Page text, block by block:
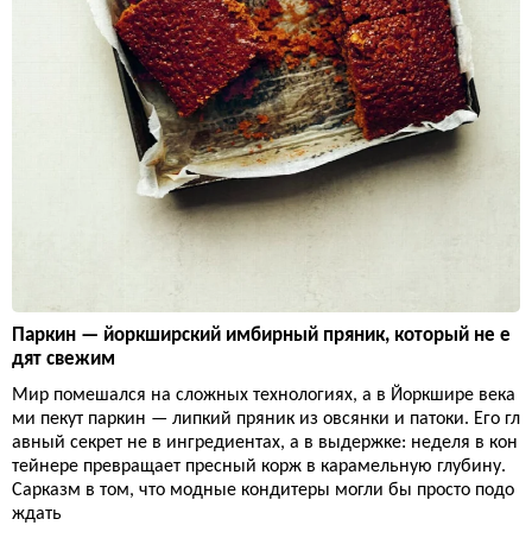
Паркин — йоркширский имбирный пряник, который не е
дят свежим
Мир помешался на сложных технологиях, а в Йоркшире века
ми пекут паркин — липкий пряник из овсянки и патоки. Его гл
авный секрет не в ингредиентах, а в выдержке: неделя в кон
тейнере превращает пресный корж в карамельную глубину.
Сарказм в том, что модные кондитеры могли бы просто подо
ждать